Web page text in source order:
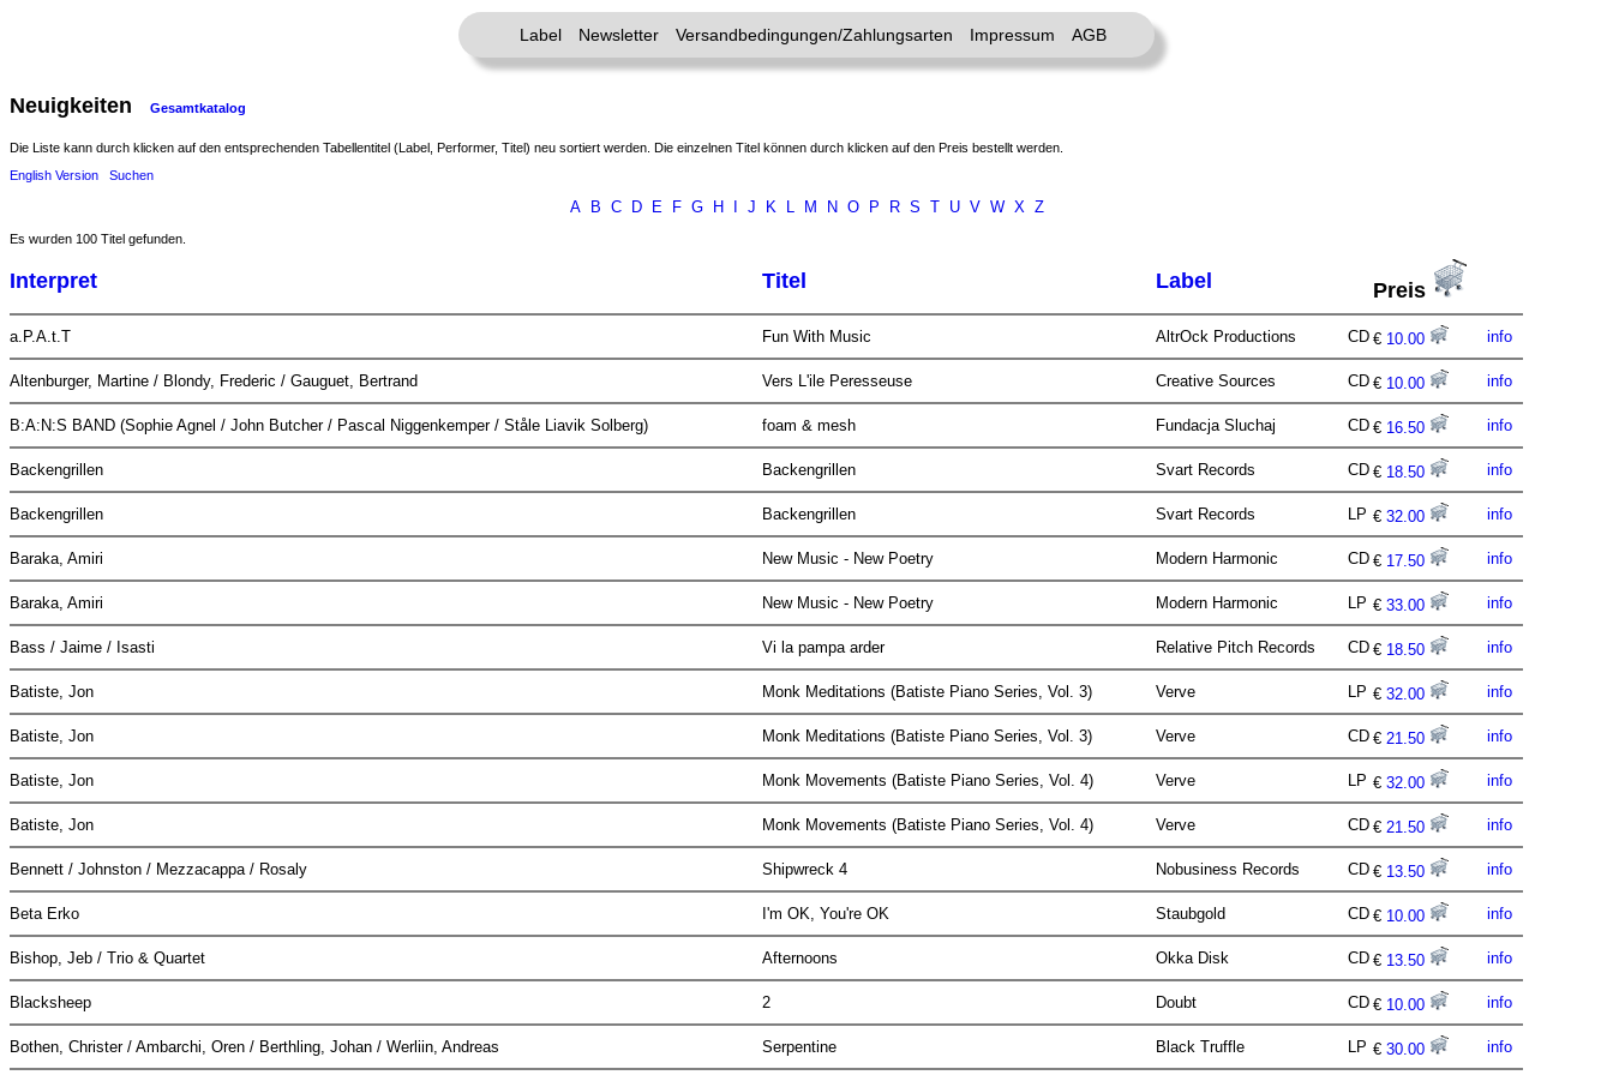
Label Newsletter Versandbedingungen/Zahlungsarten Impressum AGB
Neuigkeiten Gesamtkatalog
Die Liste kann durch klicken auf den entsprechenden Tabellentitel (Label, Performer, Titel) neu sortiert werden. Die einzelnen Titel können durch klicken auf den Preis bestellt werden.
English Version
Suchen
A B C D E F G H J K L M N O P R S T U V W X Z
Es wurden 100 Titel gefunden.
Interpret Titel Label Preis
a.P.A.t.T Fun With Music AltrOck Productions CD € 10.00 info
Altenburger, Martine / Blondy, Frederic / Gauguet, Bertrand Vers L'ile Peresseuse Creative Sources CD € 10.00 info
B:A:N:S BAND (Sophie Agnel / John Butcher / Pascal Niggenkemper / Ståle Liavik Solberg) foam & mesh Fundacja Sluchaj CD € 16.50 info
Backengrillen Backengrillen Svart Records CD € 18.50 info
Backengrillen Backengrillen Svart Records LP € 32.00 info
Baraka, Amiri New Music - New Poetry Modern Harmonic CD € 17.50 info
Baraka, Amiri New Music - New Poetry Modern Harmonic LP € 33.00 info
Bass / Jaime / Isasti Vi la pampa arder Relative Pitch Records CD € 18.50 info
Batiste, Jon Monk Meditations (Batiste Piano Series, Vol. 3) Verve LP € 32.00 info
Batiste, Jon Monk Meditations (Batiste Piano Series, Vol. 3) Verve CD € 21.50 info
Batiste, Jon Monk Movements (Batiste Piano Series, Vol. 4) Verve LP € 32.00 info
Batiste, Jon Monk Movements (Batiste Piano Series, Vol. 4) Verve CD € 21.50 info
Bennett / Johnston / Mezzacappa / Rosaly Shipwreck 4 Nobusiness Records CD € 13.50 info
Beta Erko I'm OK, You're OK Staubgold CD € 10.00 info
Bishop, Jeb / Trio & Quartet Afternoons Okka Disk CD € 13.50 info
Blacksheep 2 Doubt CD € 10.00 info
Bothen, Christer / Ambarchi, Oren / Berthling, Johan / Werliin, Andreas Serpentine Black Truffle LP € 30.00 info